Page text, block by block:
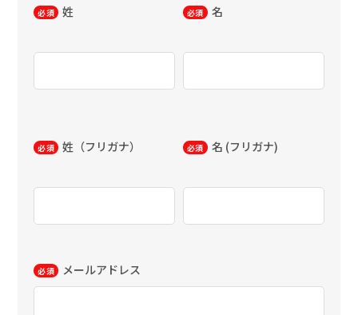
必須 姓 必須 名
必須 姓（フリガナ） 必須 名 (フリガナ)
必須 メールアドレス